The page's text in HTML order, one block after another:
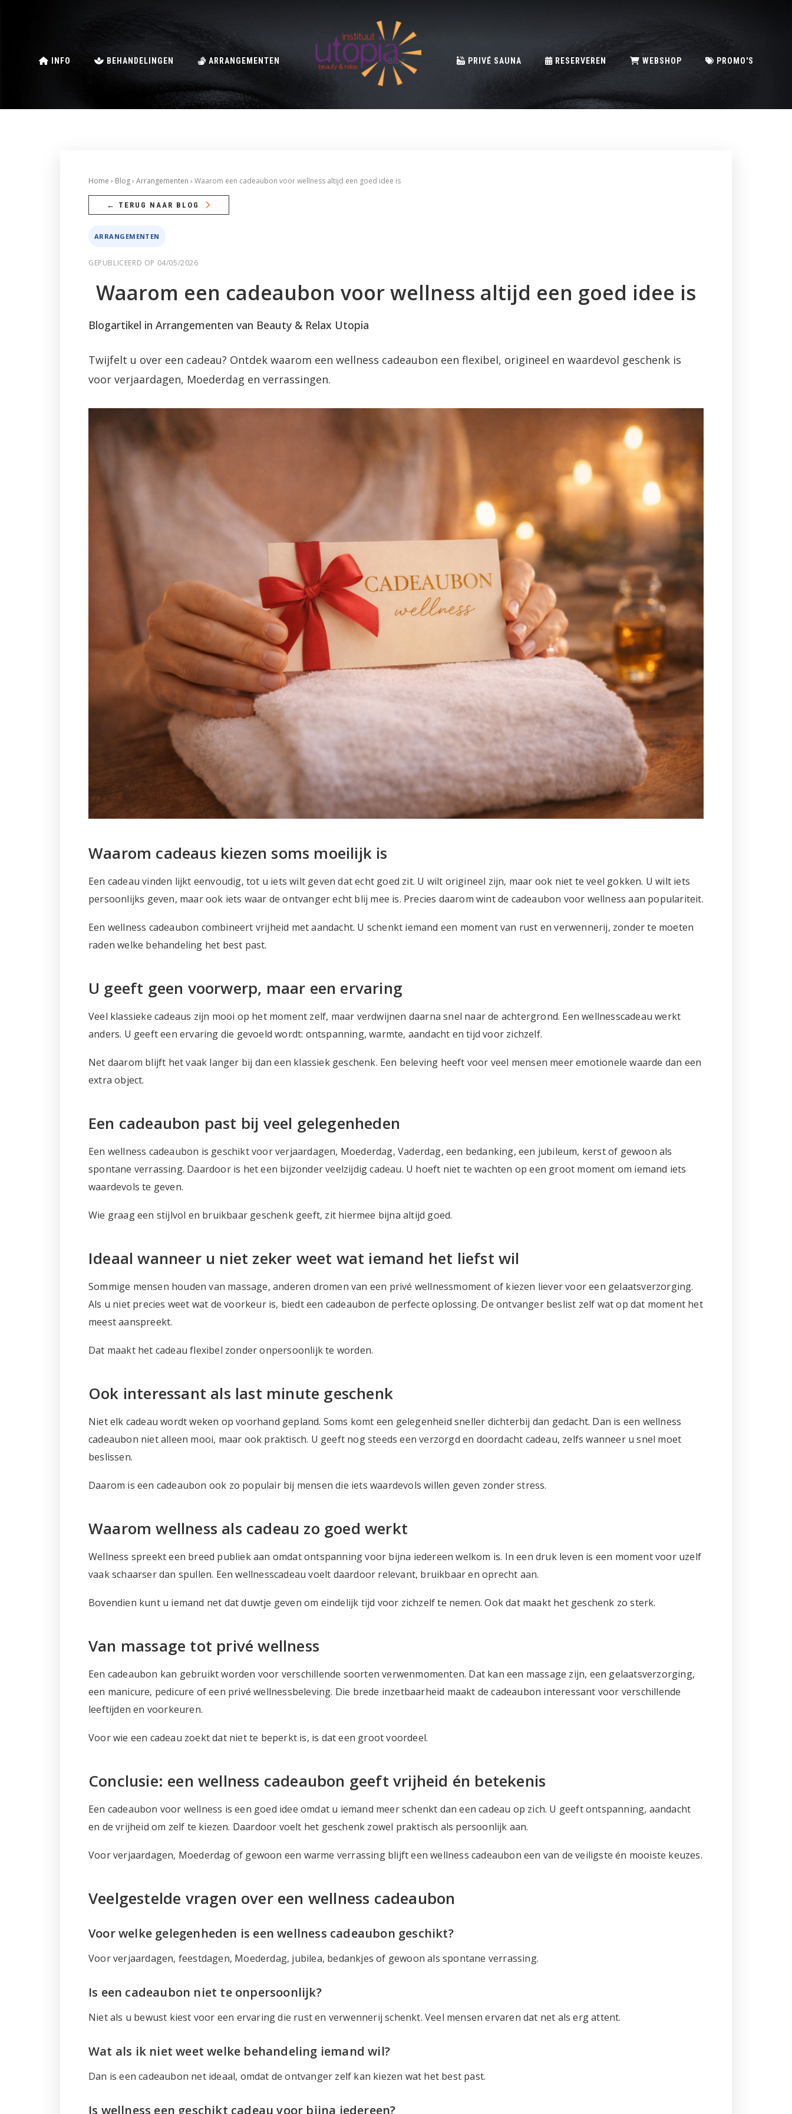
INFO BEHANDELINGEN ARRANGEMENTEN PRIVÉ SAUNA RESERVEREN WEBSHOP PROMO'S
Blog
Home › Blog› Arrangementen › Waarom een cadeaubon voor wellness altijd een goed idee is
← TERUG NAAR BLOG
ARRANGEMENTEN
GEPUBLICEERD OP 04/05/2026
Waarom een cadeaubon voor wellness altijd een goed idee is
Blogartikel in Arrangementen van Beauty & Relax Utopia
Twijfelt u over een cadeau? Ontdek waarom een wellness cadeaubon een flexibel, origineel en waardevol geschenk is
voor verjaardagen, Moederdag en verrassingen.
Waarom cadeaus kiezen soms moeilijk is
Een cadeau vinden lijkt eenvoudig, tot u iets wilt geven dat echt goed zit. U wilt origineel zijn, maar ook niet te veel gokken. U wilt iets
persoonlijks geven, maar ook iets waar de ontvanger echt blij mee is. Precies daarom wint de cadeaubon voor wellness aan populariteit.
Een wellness cadeaubon combineert vrijheid met aandacht. U schenkt iemand een moment van rust en verwennerij, zonder te moeten
raden welke behandeling het best past.
U geeft geen voorwerp, maar een ervaring
Veel klassieke cadeaus zijn mooi op het moment zelf, maar verdwijnen daarna snel naar de achtergrond. Een wellnesscadeau werkt
anders. U geeft een ervaring die gevoeld wordt: ontspanning, warmte, aandacht en tijd voor zichzelf.
Net daarom blijft het vaak langer bij dan een klassiek geschenk. Een beleving heeft voor veel mensen meer emotionele waarde dan een
extra object.
Een cadeaubon past bij veel gelegenheden
Een wellness cadeaubon is geschikt voor verjaardagen, Moederdag, Vaderdag, een bedanking, een jubileum, kerst of gewoon als
spontane verrassing. Daardoor is het een bijzonder veelzijdig cadeau. U hoeft niet te wachten op een groot moment om iemand iets
waardevols te geven.
Wie graag een stijlvol en bruikbaar geschenk geeft, zit hiermee bijna altijd goed.
Ideaal wanneer u niet zeker weet wat iemand het liefst wil
Sommige mensen houden van massage, anderen dromen van een privé wellnessmoment of kiezen liever voor een gelaatsverzorging.
Als u niet precies weet wat de voorkeur is, biedt een cadeaubon de perfecte oplossing. De ontvanger beslist zelf wat op dat moment het
meest aanspreekt.
Dat maakt het cadeau flexibel zonder onpersoonlijk te worden.
Ook interessant als last minute geschenk
Niet elk cadeau wordt weken op voorhand gepland. Soms komt een gelegenheid sneller dichterbij dan gedacht. Dan is een wellness
cadeaubon niet alleen mooi, maar ook praktisch. U geeft nog steeds een verzorgd en doordacht cadeau, zelfs wanneer u snel moet
beslissen.
Daarom is een cadeaubon ook zo populair bij mensen die iets waardevols willen geven zonder stress.
Waarom wellness als cadeau zo goed werkt
Wellness spreekt een breed publiek aan omdat ontspanning voor bijna iedereen welkom is. In een druk leven is een moment voor uzelf
vaak schaarser dan spullen. Een wellnesscadeau voelt daardoor relevant, bruikbaar en oprecht aan.
Bovendien kunt u iemand net dat duwtje geven om eindelijk tijd voor zichzelf te nemen. Ook dat maakt het geschenk zo sterk.
Van massage tot privé wellness
Een cadeaubon kan gebruikt worden voor verschillende soorten verwenmomenten. Dat kan een massage zijn, een gelaatsverzorging,
een manicure, pedicure of een privé wellnessbeleving. Die brede inzetbaarheid maakt de cadeaubon interessant voor verschillende
leeftijden en voorkeuren.
Voor wie een cadeau zoekt dat niet te beperkt is, is dat een groot voordeel.
Conclusie: een wellness cadeaubon geeft vrijheid én betekenis
Een cadeaubon voor wellness is een goed idee omdat u iemand meer schenkt dan een cadeau op zich. U geeft ontspanning, aandacht
en de vrijheid om zelf te kiezen. Daardoor voelt het geschenk zowel praktisch als persoonlijk aan.
Voor verjaardagen, Moederdag of gewoon een warme verrassing blijft een wellness cadeaubon een van de veiligste én mooiste keuzes.
Veelgestelde vragen over een wellness cadeaubon
Voor welke gelegenheden is een wellness cadeaubon geschikt?
Voor verjaardagen, feestdagen, Moederdag, jubilea, bedankjes of gewoon als spontane verrassing.
Is een cadeaubon niet te onpersoonlijk?
Niet als u bewust kiest voor een ervaring die rust en verwennerij schenkt. Veel mensen ervaren dat net als erg attent.
Wat als ik niet weet welke behandeling iemand wil?
Dan is een cadeaubon net ideaal, omdat de ontvanger zelf kan kiezen wat het best past.
Is wellness een geschikt cadeau voor bijna iedereen?